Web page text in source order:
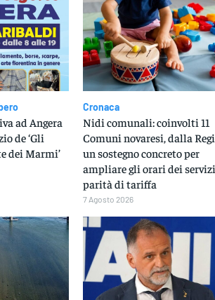
ad Angera
de ‘Gli
dei Marmi’
Cronaca
Nidi comunali: coinvolti 11
Comuni novaresi, dalla
un sostegno concreto per
ampliare gli orari dei
parità di tariffa
7 Agosto 2026